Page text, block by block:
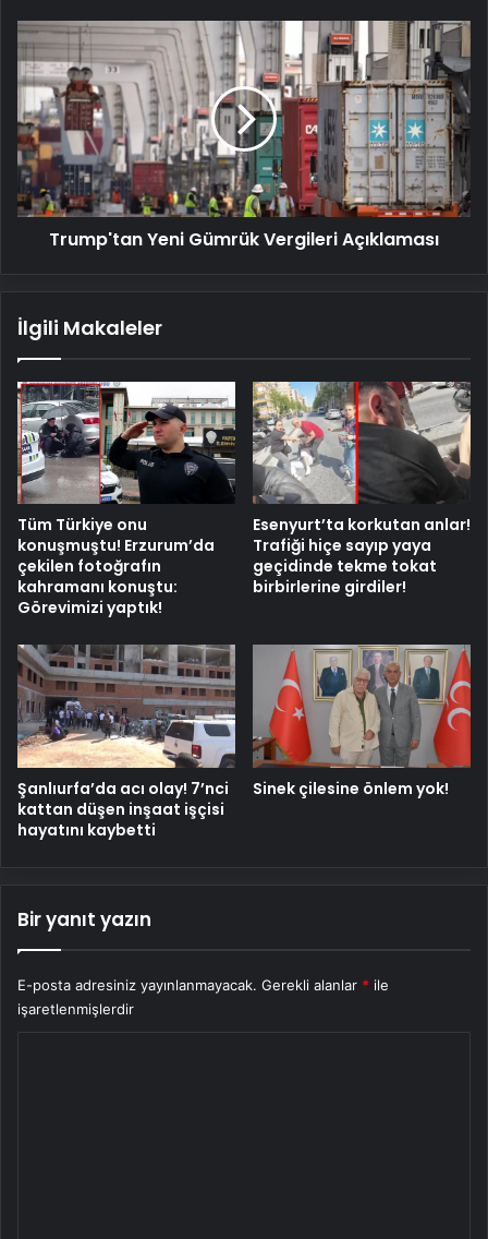
Trump'tan
Yeni
Gümrük
Vergileri
Açıklaması
Trump'tan Yeni Gümrük Vergileri Açıklaması
İlgili Makaleler
Tüm Türkiye onu
konuşmuştu! Erzurum’da
çekilen fotoğrafın
kahramanı konuştu:
Görevimizi yaptık!
Esenyurt’ta korkutan anlar!
Trafiği hiçe sayıp yaya
geçidinde tekme tokat
birbirlerine girdiler!
Şanlıurfa’da acı olay! 7’nci
kattan düşen inşaat işçisi
hayatını kaybetti
Sinek çilesine önlem yok!
Bir yanıt yazın
E-posta adresiniz yayınlanmayacak. Gerekli alanlar * ile
işaretlenmişlerdir